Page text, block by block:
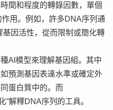
間和程度的轉錄因數，單個
用。例如，許多DNA序列通
因活性，從而限制或簡化轉
AI模型來理解基因組。其中
預測基因表達水準或確定外
蛋白質中的。而
”解釋DNA序列的工具。